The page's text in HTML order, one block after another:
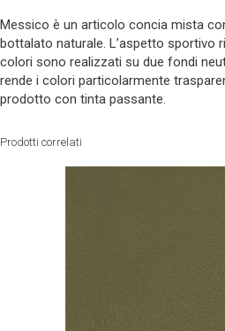
Messico è un articolo concia mista
bottalato naturale. L’aspetto sportivo
colori sono realizzati su due fondi
rende i colori particolarmente
prodotto con tinta passante.
Prodotti correlati